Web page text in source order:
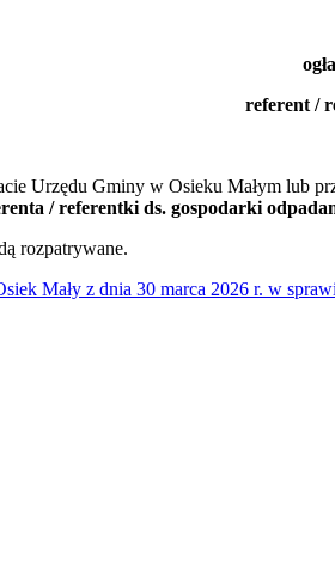
referent /
Urzędu Gminy w Osieku Małym lub
/ referentki ds. gospodarki
rozpatrywane.
Mały z dnia 30 marca 2026 r. w